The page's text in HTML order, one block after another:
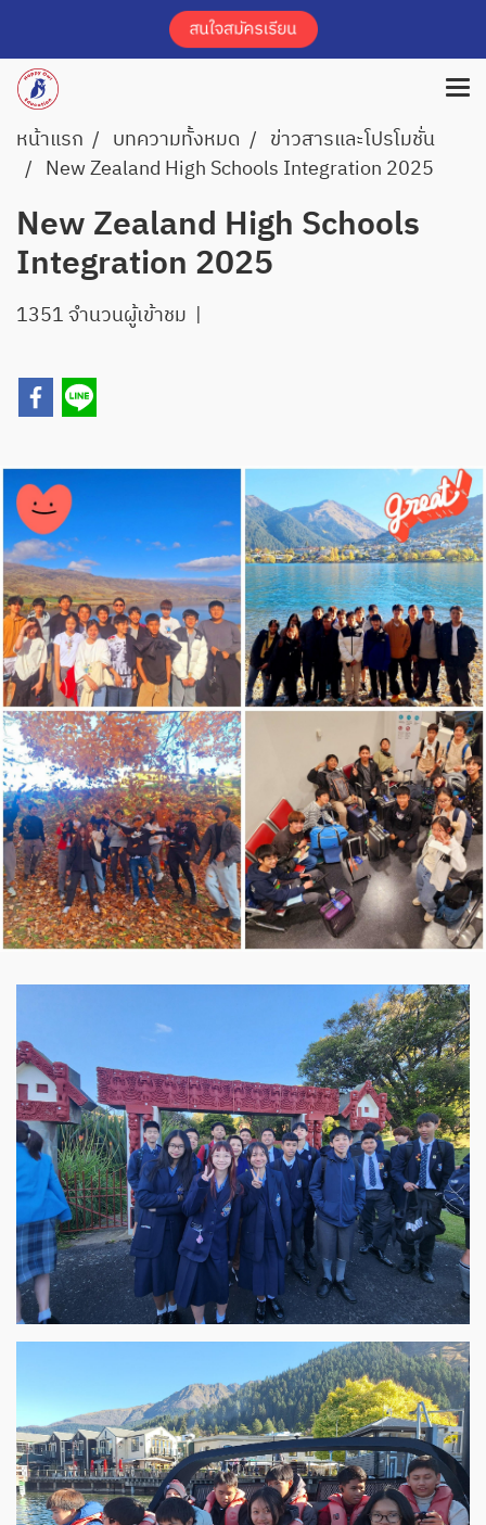
หน้าแรก บทความทั้งหมด
ข่าวสารและโปรโมชั่น
New Zealand High Schools Integration 2025
New Zealand High Schools
Integration 2025
1351 จำนวนผู้เข้าชม |